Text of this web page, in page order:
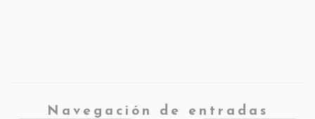
Navegación de entradas